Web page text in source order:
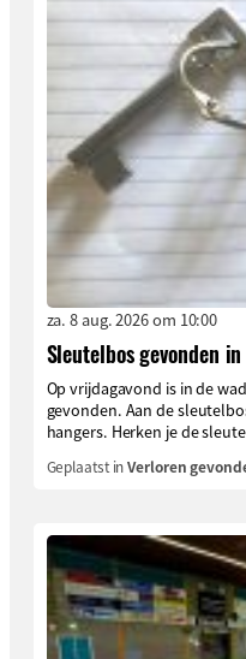
za. 8 aug. 2026 om 10:00
Sleutelbos gevonden
Op vrijdagavond is in de
gevonden. Aan de
hangers. Herken je de
Geplaatst inVerloren